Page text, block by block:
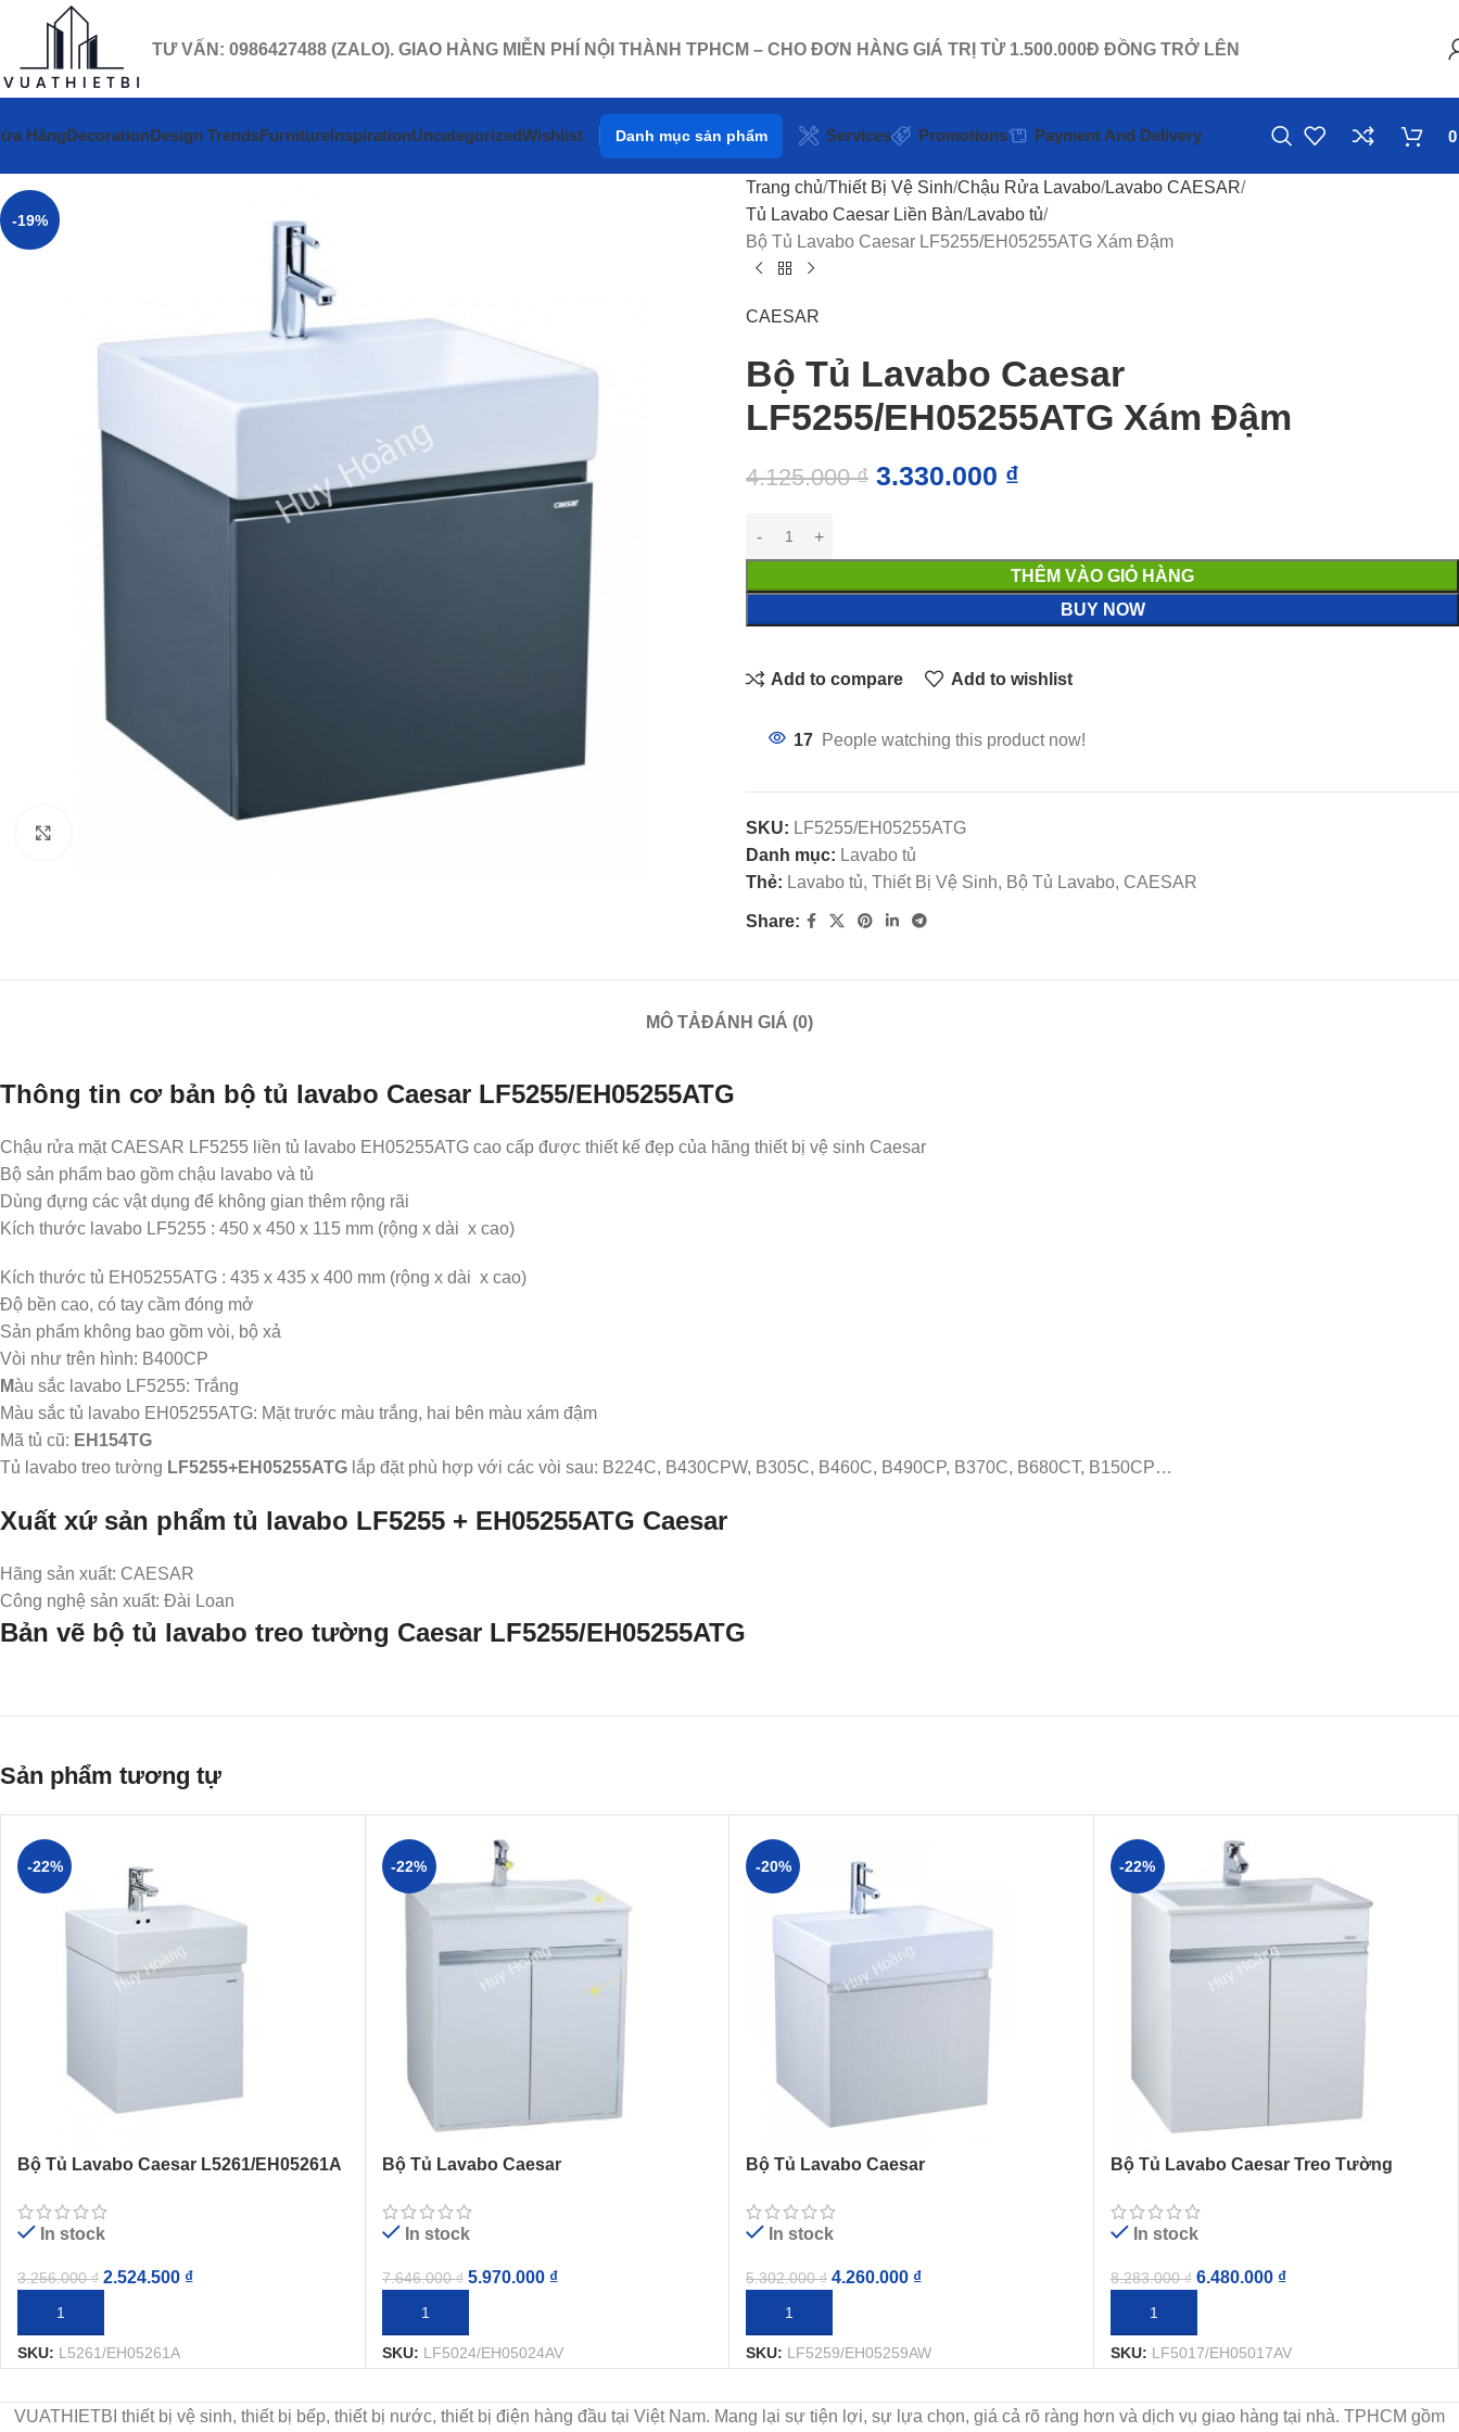
TƯ VẤN: 0986427488 (ZALO). GIAO HÀNG MIỄN PHÍ NỘI THÀNH TPHCM – CHO ĐƠN HÀNG GIÁ TRỊ TỪ 1.500.000Đ ĐỒNG TRỞ LÊN
HàngDecorationDesign TrendsFurnitureInspirationUncategorizedWishlist Danh mục sản phẩm Services Promotions Payment And Delivery
-19%
Trang chủ Thiết Bị Vệ Sinh Chậu Rửa Lavabo Lavabo CAESAR
Tủ Lavabo Caesar Liền Bàn Lavabo tủ
Bộ Tủ Lavabo Caesar LF5255/EH05255ATG Xám Đậm
CAESAR
Bộ Tủ Lavabo Caesar
LF5255/EH05255ATG Xám Đậm
4.125.000₫ 3.330.000 ₫
THÊM VÀO GIỎ HÀNG
BUY NOW
Add to compare Add to wishlist
17 People watching this product now!
SKU: LF5255/EH05255ATG
Danh mục: Lavabo tủ
Thẻ: Lavabo tủ, Thiết Bị Vệ Sinh, Bộ Tủ Lavabo, CAESAR
Share:
MÔ TẢĐÁNH GIÁ (0)
Thông tin cơ bản bộ tủ lavabo Caesar LF5255/EH05255ATG
Chậu rửa mặt CAESAR LF5255 liền tủ lavabo EH05255ATG cao cấp được thiết kế đẹp của hãng thiết bị vệ sinh Caesar
Bộ sản phẩm bao gồm chậu lavabo và tủ
Dùng đựng các vật dụng để không gian thêm rộng rãi
Kích thước lavabo LF5255 : 450 x 450 x 115 mm (rộng x dài x cao)
Kích thước tủ EH05255ATG : 435 x 435 x 400 mm (rộng x dài x cao)
Độ bền cao, có tay cầm đóng mở
Sản phẩm không bao gồm vòi, bộ xả
Vòi như trên hình: B400CP
Màu sắc lavabo LF5255: Trắng
Màu sắc tủ lavabo EH05255ATG: Mặt trước màu trắng, hai bên màu xám đậm
Mã tủ cũ: EH154TG
Tủ lavabo treo tường LF5255+EH05255ATG lắp đặt phù hợp với các vòi sau: B224C, B430CPW, B305C, B460C, B490CP, B370C, B680CT, B150CP…
Xuất xứ sản phẩm tủ lavabo LF5255 + EH05255ATG Caesar
Hãng sản xuất: CAESAR
Công nghệ sản xuất: Đài Loan
Bản vẽ bộ tủ lavabo treo tường Caesar LF5255/EH05255ATG
Sản phẩm tương tự
-22%
Bộ Tủ Lavabo Caesar L5261/EH05261A
In stock
3.256.000₫ 2.524.500 ₫
THÊM VÀO GIỎ HÀNG
SKU: L5261/EH05261A
-22%
Bộ Tủ Lavabo Caesar
In stock
7.646.000₫ 5.970.000 ₫
THÊM VÀO GIỎ HÀNG
SKU: LF5024/EH05024AV
-20%
Bộ Tủ Lavabo Caesar
In stock
5.302.000₫ 4.260.000 ₫
THÊM VÀO GIỎ HÀNG
SKU: LF5259/EH05259AW
-22%
Bộ Tủ Lavabo Caesar Treo Tường
In stock
8.283.000₫ 6.480.000 ₫
THÊM VÀO GIỎ HÀNG
SKU: LF5017/EH05017AV
VUATHIETBI thiết bị vệ sinh, thiết bị bếp, thiết bị nước, thiết bị điện hàng đầu tại Việt Nam. Mang lại sự tiện lợi, sự lựa chọn, giá cả rõ ràng hơn và dịch vụ giao hàng tại nhà. TPHCM gồm